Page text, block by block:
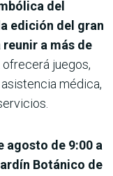
del
edición del gran
a más de
ofrecerá juegos,
médica,
agosto de 9:00 a
Botánico de